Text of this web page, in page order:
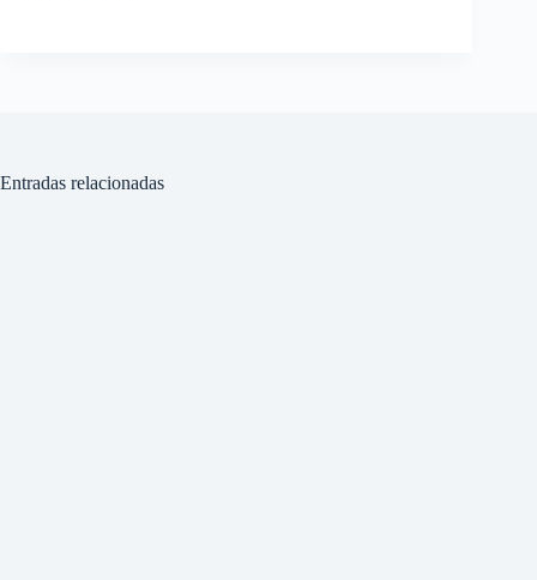
Entradas relacionadas